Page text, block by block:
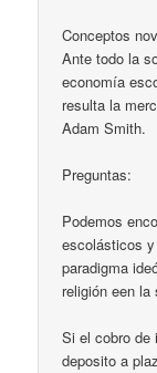
Conceptos
Ante todo la
economía
resulta la
Adam Smith.
Preguntas:
Podemos
escolásticos
paradigma
religión een la
Si el cobro de
deposito a